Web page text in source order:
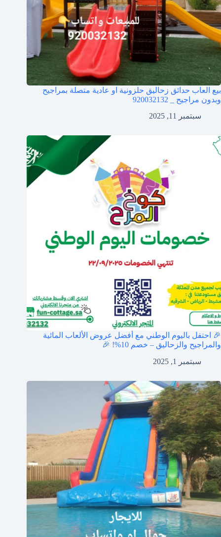
بيع العاب حدائق زحاليق حلزونية او عادية متصلة بمراجيح
وبدون مراجيح _ 920032132
سبتمبر 11, 2025
🎉 احتفل باليوم الوطني مع أفضل عروض الألعاب المائية
والمراجيح والزحاليق – خصم 10%! 🎉
سبتمبر 1, 2025